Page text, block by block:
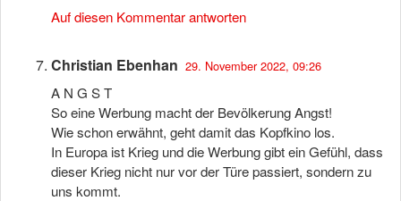
Auf diesen Kommentar antworten
Christian Ebenhan 29. November 2022, 09:26
A N G S T
So eine Werbung macht der Bevölkerung Angst!
Wie schon erwähnt, geht damit das Kopfkino los.
In Europa ist Krieg und die Werbung gibt ein Gefühl, dass
dieser Krieg nicht nur vor der Türe passiert, sondern zu
uns kommt.